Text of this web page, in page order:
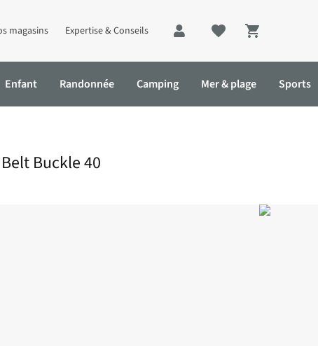
magasins Expertise & Conseils
Shopping cart
Enfant Randonnée Camping Mer & plage Sports
Buckle 40